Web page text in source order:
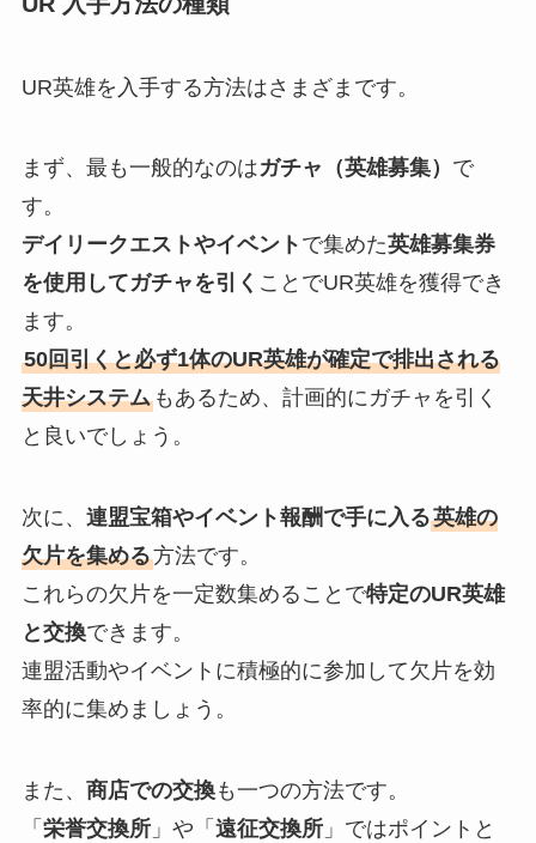
UR英雄を入手する方法はさまざまです。
まず、最も一般的なのはガチャ（英雄募集） で
す。
デイリークエストやイベント で集めた英雄募集券
を使用してガチャを引く ことでUR英雄を獲得でき
ます。
50回引くと必ず1体のUR英雄が確定で排出される
天井システムもあるため、計画的にガチャを引く
と良いでしょう。
次に、 連盟宝箱やイベント報酬で手に入る英雄の
欠片を集める方法です。
これらの欠片を一定数集めることで特定のUR英雄
と交換できます。
連盟活動やイベントに積極的に参加して欠片を効
率的に集めましょう。
また、 商店での交換も一つの方法です。
「 栄誉交換所」や「 遠征交換所」ではポイントと